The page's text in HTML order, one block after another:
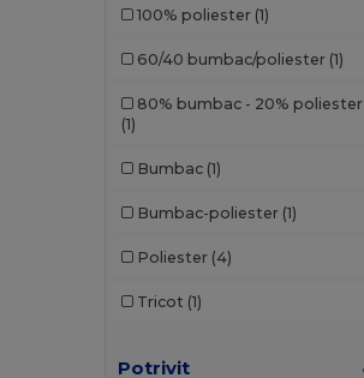
100% poliester (1)
60/40 bumbac/poliester (1)
80% bumbac - 20% poliester
(1)
Bumbac (1)
Bumbac-poliester (1)
Poliester (4)
Tricot (1)
Potrivit